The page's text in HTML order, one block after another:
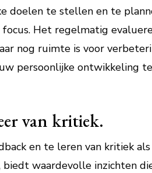
doelen te stellen en te
Het regelmatig
nog ruimte is voor
persoonlijke ontwikkeling
van kritiek.
en te leren van kritiek
waardevolle inzichten